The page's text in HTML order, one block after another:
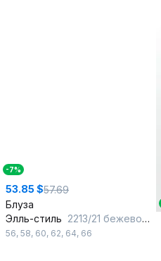
-7%
53.85 $57.69
Блуза
Элль-стиль 2213/21 бежево-голубой
56, 58, 60, 62, 64, 66